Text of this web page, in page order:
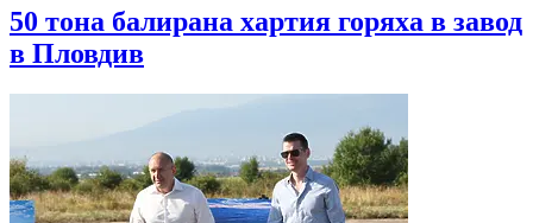
50 тона балирана хартия горяха в завод
в Пловдив